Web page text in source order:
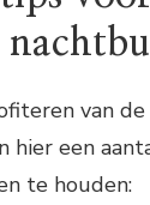
van de
hier een
te houden: